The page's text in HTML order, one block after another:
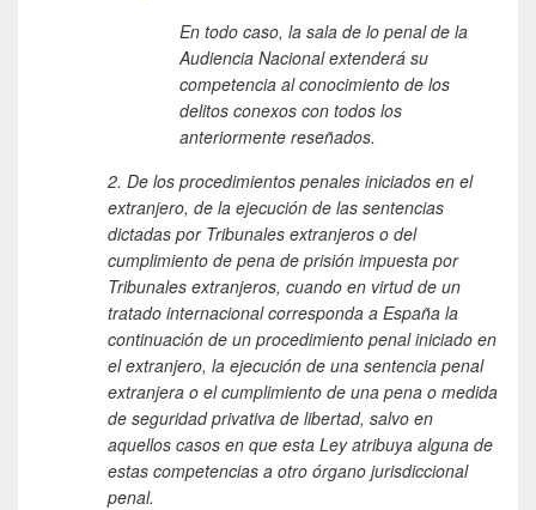
En todo caso, la sala de lo penal de la
Audiencia Nacional extenderá su
competencia al conocimiento de los
delitos conexos con todos los
anteriormente reseñados.
2. De los procedimientos penales iniciados en el
extranjero, de la ejecución de las sentencias
dictadas por Tribunales extranjeros o del
cumplimiento de pena de prisión impuesta por
Tribunales extranjeros, cuando en virtud de un
tratado internacional corresponda a España la
continuación de un procedimiento penal iniciado en
el extranjero, la ejecución de una sentencia penal
extranjera o el cumplimiento de una pena o medida
de seguridad privativa de libertad, salvo en
aquellos casos en que esta Ley atribuya alguna de
estas competencias a otro órgano jurisdiccional
penal.